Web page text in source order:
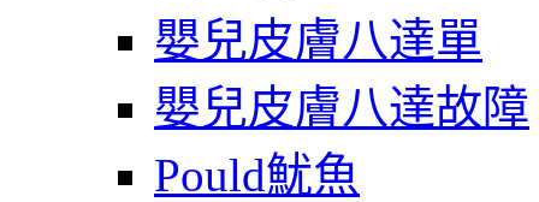
嬰兒皮膚八達單
嬰兒皮膚八達故障
Pould魷魚